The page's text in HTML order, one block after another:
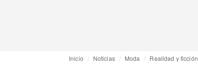
Inicio Noticias Moda Realidad y